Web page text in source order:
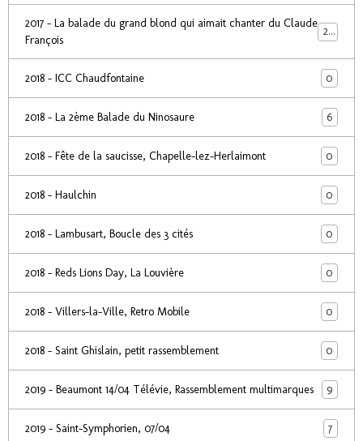
2017 - La balade du grand blond qui aimait chanter du Claude
François
24
2018 - ICC Chaudfontaine 0
2018 - La 2ème Balade du Ninosaure 6
2018 - Fête de la saucisse, Chapelle-lez-Herlaimont 0
2018 - Haulchin 0
2018 - Lambusart, Boucle des 3 cités 0
2018 - Reds Lions Day, La Louvière 0
2018 - Villers-la-Ville, Retro Mobile 0
2018 - Saint Ghislain, petit rassemblement 0
2019 - Beaumont 14/04 Télévie, Rassemblement multimarques 9
2019 - Saint-Symphorien, 07/04 7